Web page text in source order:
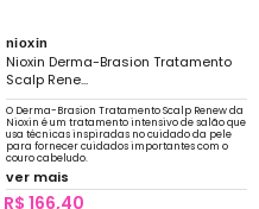
nioxin
Nioxin Derma-Brasion Tratamento
Scalp Rene...
O Derma-Brasion Tratamento Scalp Renew da
Nioxin é um tratamento intensivo de salão que
usa técnicas inspiradas no cuidado da pele
para fornecer cuidados importantes com o
couro cabeludo.
ver mais
R$ 166,40